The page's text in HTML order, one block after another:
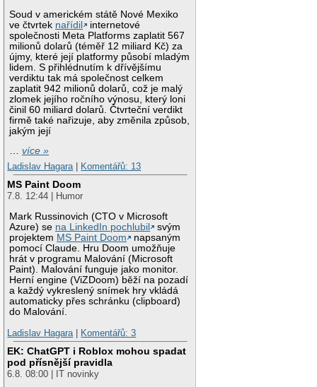
Soud v americkém státě Nové Mexiko
ve čtvrtek nařídil
internetové
společnosti Meta Platforms zaplatit 567
milionů dolarů (téměř 12 miliard Kč) za
újmy, které její platformy působí mladým
lidem. S přihlédnutím k dřívějšímu
verdiktu tak má společnost celkem
zaplatit 942 milionů dolarů, což je malý
zlomek jejího ročního výnosu, který loni
činil 60 miliard dolarů. Čtvrteční verdikt
firmě také nařizuje, aby změnila způsob,
jakým její
…více »
Ladislav Hagara
Komentářů: 13
MS Paint Doom
7.8. 12:44 | Humor
Mark Russinovich (CTO v Microsoft
Azure) se na LinkedIn pochlubil
svým
projektem MS Paint Doom
napsaným
pomocí Claude. Hru Doom umožňuje
hrát v programu Malování (Microsoft
Paint). Malování funguje jako monitor.
Herní engine (ViZDoom) běží na pozadí
a každý vykreslený snímek hry vkládá
automaticky přes schránku (clipboard)
do Malování.
Ladislav Hagara | Komentářů: 3
EK: ChatGPT i Roblox mohou spadat
pod přísnější pravidla
6.8. 08:00 | IT novinky